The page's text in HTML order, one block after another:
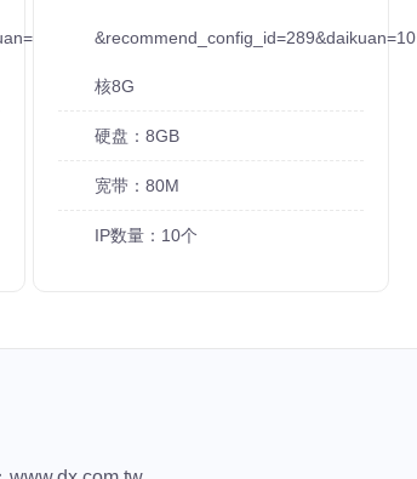
&recommend_config_id=289&daikuan=10
核8G
硬盘：8GB
宽带：80M
IP数量：10个